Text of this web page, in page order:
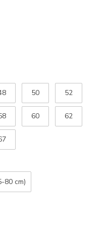
50 52
60 62
80 cm)